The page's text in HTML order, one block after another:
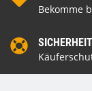
Bekomme
SICHERHEIT